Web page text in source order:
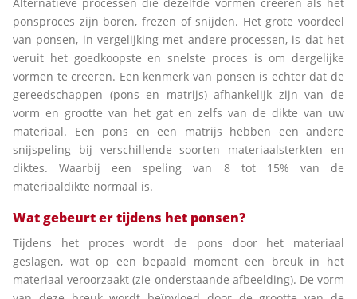
ponsproces zijn boren, frezen of snijden. Het grote voordeel
van ponsen, in vergelijking met andere processen, is dat het
veruit het goedkoopste en snelste proces is om dergelijke
vormen te creëren. Een kenmerk van ponsen is echter dat de
gereedschappen (pons en matrijs) afhankelijk zijn van de
vorm en grootte van het gat en zelfs van de dikte van uw
materiaal. Een pons en een matrijs hebben een andere
snijspeling bij verschillende soorten materiaalsterkten en
diktes. Waarbij een speling van 8 tot 15% van de
materiaaldikte normaal is.
Wat gebeurt er tijdens het ponsen?
Tijdens het proces wordt de pons door het materiaal
geslagen, wat op een bepaald moment een breuk in het
materiaal veroorzaakt (zie onderstaande afbeelding). De vorm